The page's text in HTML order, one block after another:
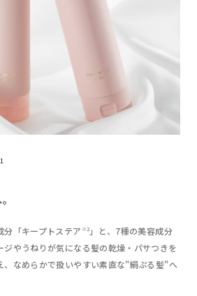
分「キープトステア ※2 」と、7種の美容成分
ジやうねりが気になる髪の乾燥・パサつきを
、なめらかで扱いやすい素直な"絹ぷる髪"へ